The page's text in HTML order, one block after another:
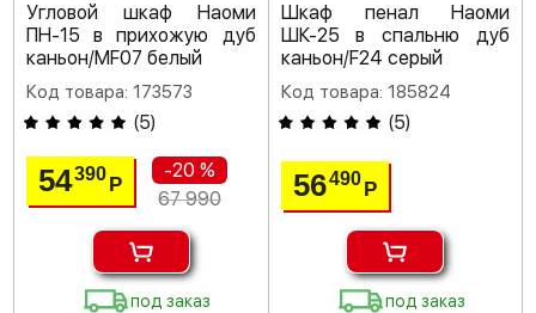
Угловой шкаф Наоми
ПН-15 в прихожую дуб
каньон/MF07 белый
Код товара: 173573
(5)
54390Р
-20 %
67 990
под заказ
Шкаф пенал Наоми
ШК-25 в спальню дуб
каньон/F24 серый
Код товара: 185824
(5)
56490 Р
под заказ